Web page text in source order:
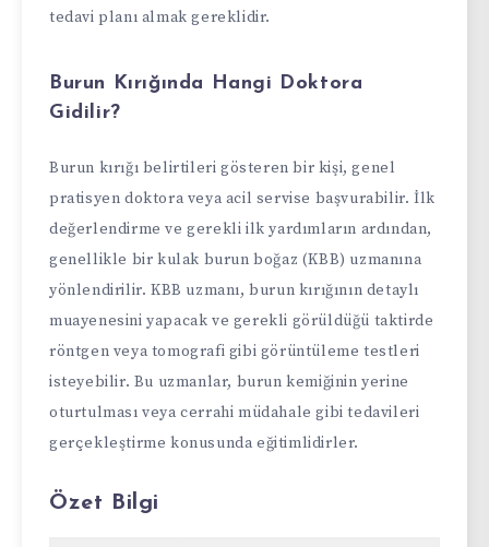
tedavi planı almak gereklidir.
Burun Kırığında Hangi Doktora
Gidilir?
Burun kırığı belirtileri gösteren bir kişi, genel
pratisyen doktora veya acil servise başvurabilir. İlk
değerlendirme ve gerekli ilk yardımların ardından,
genellikle bir kulak burun boğaz (KBB) uzmanına
yönlendirilir. KBB uzmanı, burun kırığının detaylı
muayenesini yapacak ve gerekli görüldüğü taktirde
röntgen veya tomografi gibi görüntüleme testleri
isteyebilir. Bu uzmanlar, burun kemiğinin yerine
oturtulması veya cerrahi müdahale gibi tedavileri
gerçekleştirme konusunda eğitimlidirler.
Özet Bilgi